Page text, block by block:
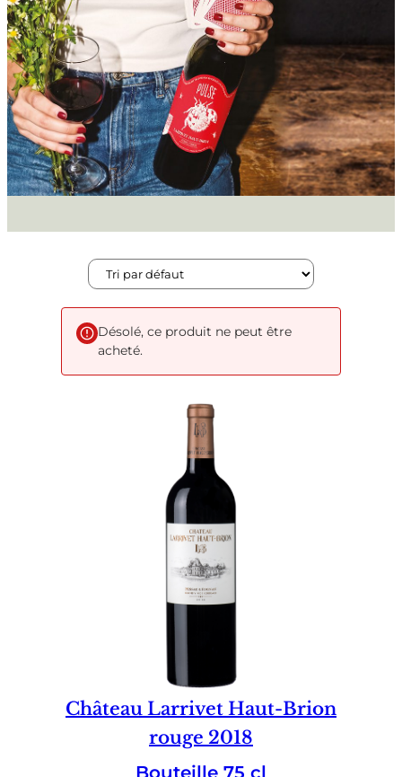
Désolé, ce produit ne peut être
acheté.
Château Larrivet Haut-Brion
rouge 2018